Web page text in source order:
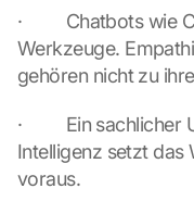
·         Chatbots
Werkzeuge.
gehören nicht zu
·         Ein
Intelligenz setzt das
voraus.
e
e
n
o
u